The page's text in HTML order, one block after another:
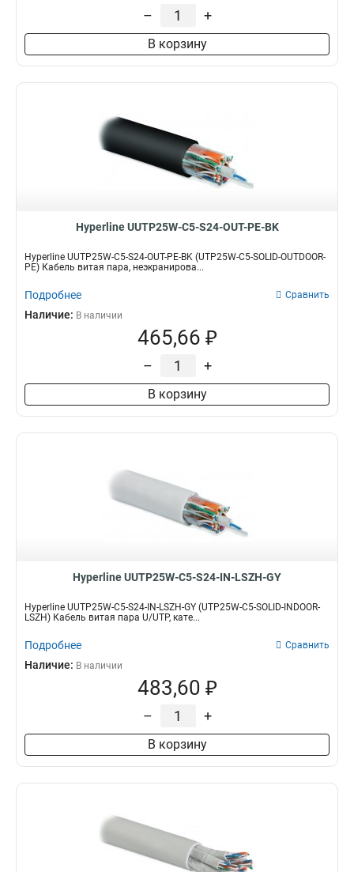
– +
В корзину
Hyperline UUTP25W-C5-S24-OUT-PE-BK
Hyperline UUTP25W-C5-S24-OUT-PE-BK (UTP25W-C5-SOLID-OUTDOOR-
PE) Кабель витая пара, неэкранирова...
Подробнее Сравнить
Наличие: В наличии
465,66 ₽
– +
В корзину
Hyperline UUTP25W-C5-S24-IN-LSZH-GY
Hyperline UUTP25W-C5-S24-IN-LSZH-GY (UTP25W-C5-SOLID-INDOOR-
LSZH) Кабель витая пара U/UTP, кате...
Подробнее Сравнить
Наличие: В наличии
483,60 ₽
– +
В корзину